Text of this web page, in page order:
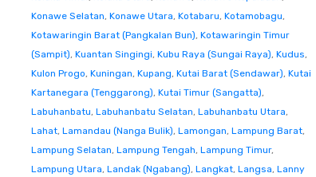
Konawe Selatan, Konawe Utara, Kotabaru, Kotamobagu,
Kotawaringin Barat (Pangkalan Bun), Kotawaringin Timur
(Sampit), Kuantan Singingi, Kubu Raya (Sungai Raya), Kudus,
Kulon Progo, Kuningan, Kupang, Kutai Barat (Sendawar), Kutai
Kartanegara (Tenggarong), Kutai Timur (Sangatta),
Labuhanbatu, Labuhanbatu Selatan, Labuhanbatu Utara,
Lahat, Lamandau (Nanga Bulik), Lamongan, Lampung Barat,
Lampung Selatan, Lampung Tengah, Lampung Timur,
Lampung Utara, Landak (Ngabang), Langkat, Langsa, Lanny